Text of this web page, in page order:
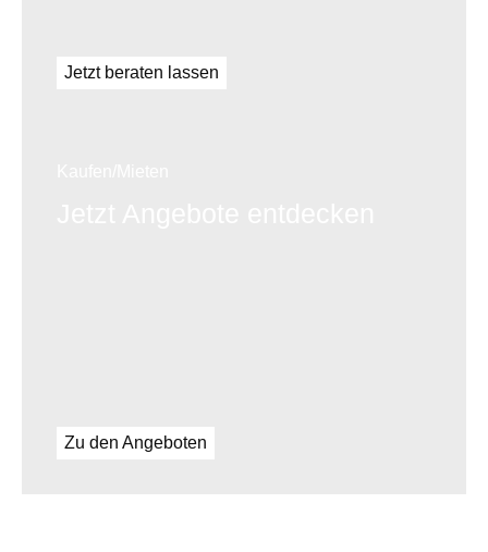
Jetzt beraten lassen
Zu den Angeboten